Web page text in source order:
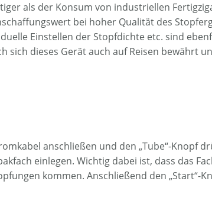
als der Konsum von industriellen
bei hoher Qualität des
Einstellen der Stopfdichte etc. sind
sich dieses Gerät auch auf Reisen bewährt
anschließen und den „Tube“-Knopf
einlegen. Wichtig dabei ist, dass das
kommen. Anschließend den „Start“-